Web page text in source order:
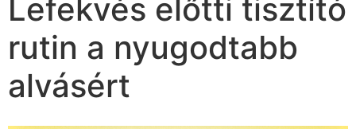
Lefekvés előtti tisztító
rutin a nyugodtabb
alvásért